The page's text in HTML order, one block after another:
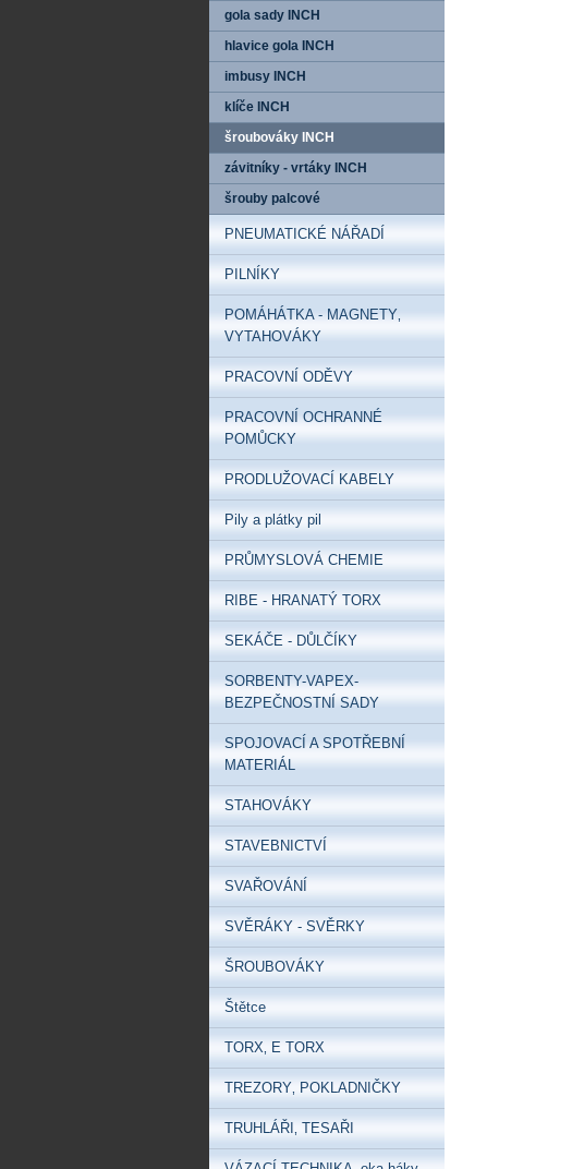
gola sady INCH
hlavice gola INCH
imbusy INCH
klíče INCH
šroubováky INCH
závitníky - vrtáky INCH
šrouby palcové
PNEUMATICKÉ NÁŘADÍ
PILNÍKY
POMÁHÁTKA - MAGNETY‚
VYTAHOVÁKY
PRACOVNÍ ODĚVY
PRACOVNÍ OCHRANNÉ
POMŮCKY
PRODLUŽOVACÍ KABELY
Pily a plátky pil
PRŮMYSLOVÁ CHEMIE
RIBE - HRANATÝ TORX
SEKÁČE - DŮLČÍKY
SORBENTY-VAPEX-
BEZPEČNOSTNÍ SADY
SPOJOVACÍ A SPOTŘEBNÍ
MATERIÁL
STAHOVÁKY
STAVEBNICTVÍ
SVAŘOVÁNÍ
SVĚRÁKY - SVĚRKY
ŠROUBOVÁKY
Štětce
TORX‚ E TORX
TREZORY‚ POKLADNIČKY
TRUHLÁŘI‚ TESAŘI